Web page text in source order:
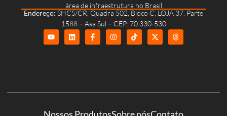
área de infraestrutura no Brasil
Endereço: SHCS/CR, Quadra 502, Bloco C, LOJA 37, Parte
1588 – Asa Sul – CEP: 70.330-530